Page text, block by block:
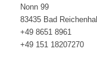
Nonn 99
83435 Bad Reichenhall
+49 8651 8961
+49 151 18207270